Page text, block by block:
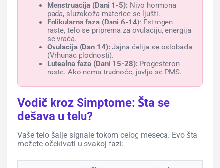
Menstruacija (Dani 1-5): Nivo hormona
pada, sluzokoža materice se ljušti.
Folikularna faza (Dani 6-14): Estrogen
raste, telo se priprema za ovulaciju, energija
se vraća.
Ovulacija (Dan 14): Jajna ćelija se oslobađa
(Vrhunac plodnosti).
Lutealna faza (Dani 15-28): Progesteron
raste. Ako nema trudnoće, javlja se PMS.
Vodič kroz Simptome: Šta se
dešava u telu?
Vaše telo šalje signale tokom celog meseca. Evo šta
možete očekivati u svakoj fazi: